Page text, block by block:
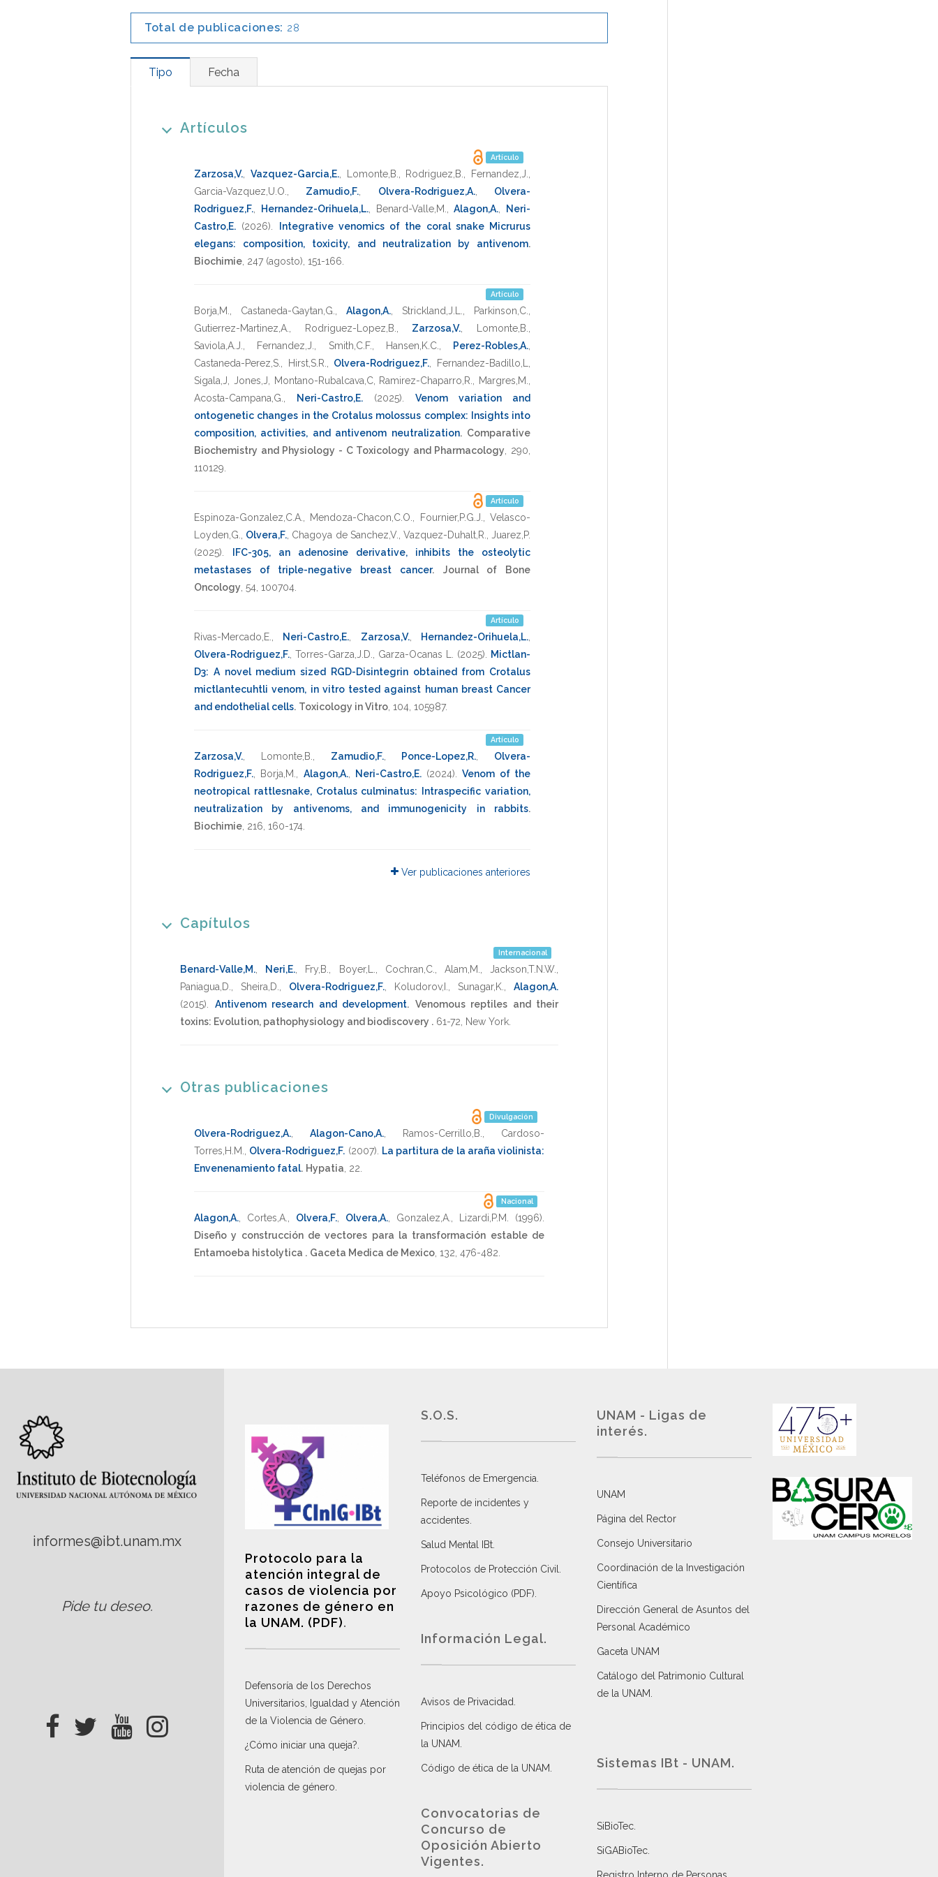
Total de publicaciones: 28
Tipo Fecha
Artículos
Artículo
Zarzosa,V. Vazquez-Garcia,E., Lomonte,B. Rodriguez,B. Fernandez,J.
Garcia-Vazquez,U.O.
Zamudio,F. Olvera-Rodriguez,A., Olvera-
Rodriguez,F.
Hernandez-Orihuela,L., Benard-Valle,M. ,Alagon,A.
Neri-
Castro,E. (2026)
Integrative venomics of the coral snake Micrurus
elegans: composition, toxicity, and neutralization by antivenom.
Biochimie 247 (agosto), 151-166
Artículo
Borja,M. Castaneda-Gaytan,G. Alagon,A. Strickland,J.L. Parkinson,C.
Gutierrez-Martinez,A.
Rodriguez-Lopez,B. Zarzosa,V. Lomonte,B.
Saviola,A.J.
Fernandez,J. Smith,C.F. Hansen,K.C. Perez-Robles,A.
Castaneda-Perez,S.
Hirst,S.R. Olvera-Rodriguez,F. Fernandez-Badillo,L
Sigala,J
Jones,J Montano-Rubalcava,C, Ramirez-Chaparro,R. Margres,M.
Acosta-Campana,G.
Neri-Castro,E. (2025)
Venom variation and
ontogenetic changes in the Crotalus molossus complex: Insights into
composition, activities, and antivenom neutralization. Comparative
Biochemistry and Physiology - C Toxicology and Pharmacology
290
110129
Artículo
Espinoza-Gonzalez,C.A. Mendoza-Chacon,C.O. Fournier,P.G.J. ,Velasco-
Loyden,G.
Olvera,F. Chagoya de Sanchez,V. Vazquez-Duhalt,R.
Juarez,P.
(2025)
IFC-305, an adenosine derivative, inhibits the osteolytic
metastases of triple-negative breast cancer.
Journal of Bone
Oncology 54 100704
Artículo
Rivas-Mercado,E. Neri-Castro,E. Zarzosa,V., Hernandez-Orihuela,L.
Olvera-Rodriguez,F. Torres-Garza,J.D. Garza-Ocanas L. (2025)
Mictlan-
D3: A novel medium sized RGD-Disintegrin obtained from Crotalus
mictlantecuhtli venom, in vitro tested against human breast Cancer
and endothelial cells. Toxicology in Vitro 104 105987.
Artículo
Zarzosa,V. Lomonte,B. Zamudio,F., Ponce-Lopez,R.
Olvera-
Rodriguez,F.
Borja,M. Alagon,A., Neri-Castro,E. (2024) .Venom of the
neotropical rattlesnake, Crotalus culminatus: Intraspecific variation,
neutralization by antivenoms, and immunogenicity in rabbits.
Biochimie 216 160-174
Ver publicaciones anteriores
Capítulos
Internacional
Benard-Valle,M. Neri,E. Fry,B. Boyer,L. Cochran,C. Alam,M. Jackson,T.N.W.
Paniagua,D.
Sheira,D. Olvera-Rodriguez,F. Koludorov,I. Sunagar,K.
Alagon,A.
(2015)
Antivenom research and development. Venomous reptiles and their
toxins: Evolution, pathophysiology and biodiscovery . 61-72 New York
Otras publicaciones
Divulgación
Olvera-Rodriguez,A. Alagon-Cano,A. Ramos-Cerrillo,B.
Cardoso-
Torres,H.M.
Olvera-Rodriguez,F. (2007)
La partitura de la araña violinista:
Envenenamiento fatal. Hypatia 22
Nacional
Alagon,A. Cortes,A. Olvera,F. Olvera,A. Gonzalez,A. Lizardi,P.M. (1996)
Diseño y construcción de vectores para la transformación estable de
Entamoeba histolytica . Gaceta Medica de Mexico 132 476-482
informes@ibt.unam.mx
Pide tu deseo.
Protocolo para la
atención integral de
casos de violencia por
razones de género en
la UNAM. (PDF).
Defensoría de los Derechos
Universitarios, Igualdad y Atención
de la Violencia de Género
¿Cómo iniciar una queja?
Ruta de atención de quejas por
violencia de género
S.O.S.
Teléfonos de Emergencia.
Reporte de incidentes y
accidentes
Salud Mental IBt
Protocolos de Protección Civil
Apoyo Psicológico (PDF)
Información Legal.
Avisos de Privacidad
Principios del código de ética de
la UNAM
Código de ética de la UNAM
Convocatorias de
Concurso de
Oposición Abierto
Vigentes.
UNAM - Ligas de
interés.
UNAM
Página del Rector
Consejo Universitario
Coordinación de la Investigación
Científica
Dirección General de Asuntos del
Personal Académico
Gaceta UNAM
Catálogo del Patrimonio Cultural
de la UNAM.
Sistemas IBt - UNAM.
SiBioTec
SiGABioTec.